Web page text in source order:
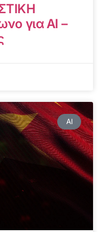
για AI –
AI